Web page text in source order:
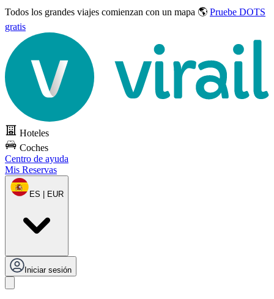
Todos los grandes viajes comienzan con un mapa 🌎 Pruebe DOTS
gratis
Hoteles
Coches
Centro de ayuda
Mis Reservas
ES | EUR
Iniciar sesión